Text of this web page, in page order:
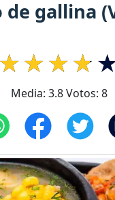
de gallina
Media: 3.8Votos: 8